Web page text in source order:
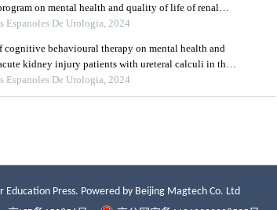
Press. Powered by Beijing Magtech Co. Ltd